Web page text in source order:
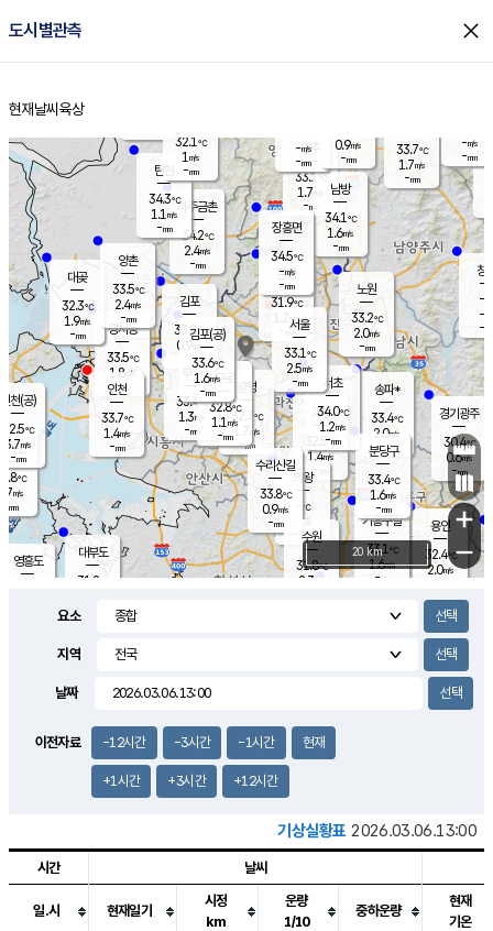
도시별관측 close
홈
현재날씨 육상
의도
℃
m/s
mm
영흥도
양주
33.1℃
1.7
-mm
과천
32.5℃
1.4m/s
- mm
용인
32.4℃
2.0m/s
경기광주
30.4℃
0.6m/s
-mm
2.2m/s
대부도
31.8
경서동
33.5℃
1.8 m/s
-mm
파주금촌
34.2℃
2.4m/s
-mm
33.7℃
1.7m/s
-mm
대곶
32.3℃
1.9m/s
-mm
창
-
-m/
-
탄현
34.3℃
1.1 m/s
-mm
-m/s
-mm
의왕
- ℃
m/s
mm
김포
33.8℃
0.9 m/s
mm
광명
32.7 ℃
1.7 m/s
-mm
부천
33.4℃
1.3m/s
-mm
양촌
33.5℃
2.4m/s
-mm
구로
32.8℃
1.1 m/s
-mm
은평
31.9℃
1.2 m/s
- mm
노원
33.2℃
2.0m/s
-mm
송파*
33.4℃
2.0m/s
-mm
서초
34.0℃
1.2m/s
-mm
남방
34.1℃
1.6m/s
-mm
기흥구갈
33.1℃
1.6m/s
-
수리산길
33.8℃
0.9m/s
-mm
분당구
33.4℃
1.6m/s
-mm
장흥면
34.5℃
-m/s
-mm
-m/s
-mm
인천(공)
32.5℃
3.7m/s
-mm
김포(공)
33.6℃
1.6m/s
-mm
수원
31.8℃
2.3 m/s
인천
33.7℃
1.4m/s
-mm
서울
33.1℃
2.5m/s
-mm
32.1℃
1 m/s
-mm
0.9m/s
-mm
+
−
20 km
요소
지역
날짜
이전자료 -12시간 -3시간 -1시간 현재
+1시간 +3시간 +12시간
기상실황표 2026.03.06.13:00
시간 날씨
일.시 현재일기
시정
km
운량
1/10
중하운량
현재
기온